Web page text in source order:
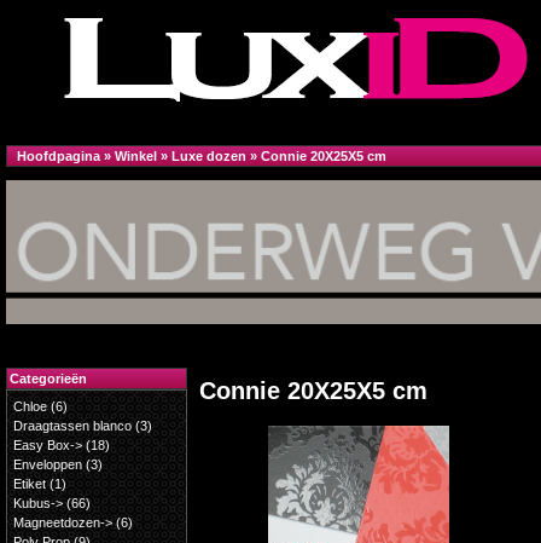
Hoofdpagina » Winkel » Luxe dozen » Connie 20X25X5 cm
Connie 20X25X5 cm
Categorieën
Chloe(6)
Draagtassen blanco(3)
Easy Box->(18)
Enveloppen (3)
Etiket(1)
Kubus->(66)
Magneetdozen-> (6)